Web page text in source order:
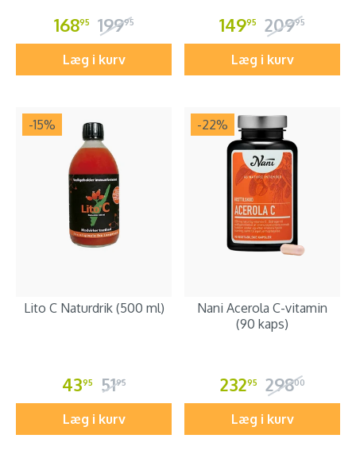
16895 19995
Læg i kurv
14995 20995
Læg i kurv
-15%
Lito C Naturdrik (500 ml)
4395 5195
Læg i kurv
-22%
Nani Acerola C-vitamin
(90 kaps)
23295 29800
Læg i kurv